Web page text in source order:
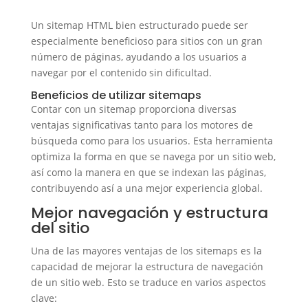
Un sitemap HTML bien estructurado puede ser
especialmente beneficioso para sitios con un gran
número de páginas, ayudando a los usuarios a
navegar por el contenido sin dificultad.
Beneficios de utilizar sitemaps
Contar con un sitemap proporciona diversas
ventajas significativas tanto para los motores de
búsqueda como para los usuarios. Esta herramienta
optimiza la forma en que se navega por un sitio web,
así como la manera en que se indexan las páginas,
contribuyendo así a una mejor experiencia global.
Mejor navegación y estructura
del sitio
Una de las mayores ventajas de los sitemaps es la
capacidad de mejorar la estructura de navegación
de un sitio web. Esto se traduce en varios aspectos
clave: